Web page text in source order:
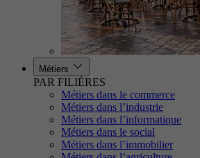
Métiers
PAR FILIÈRES
Métiers dans le commerce
Métiers dans l’industrie
Métiers dans l’informatique
Métiers dans le social
Métiers dans l’immobilier